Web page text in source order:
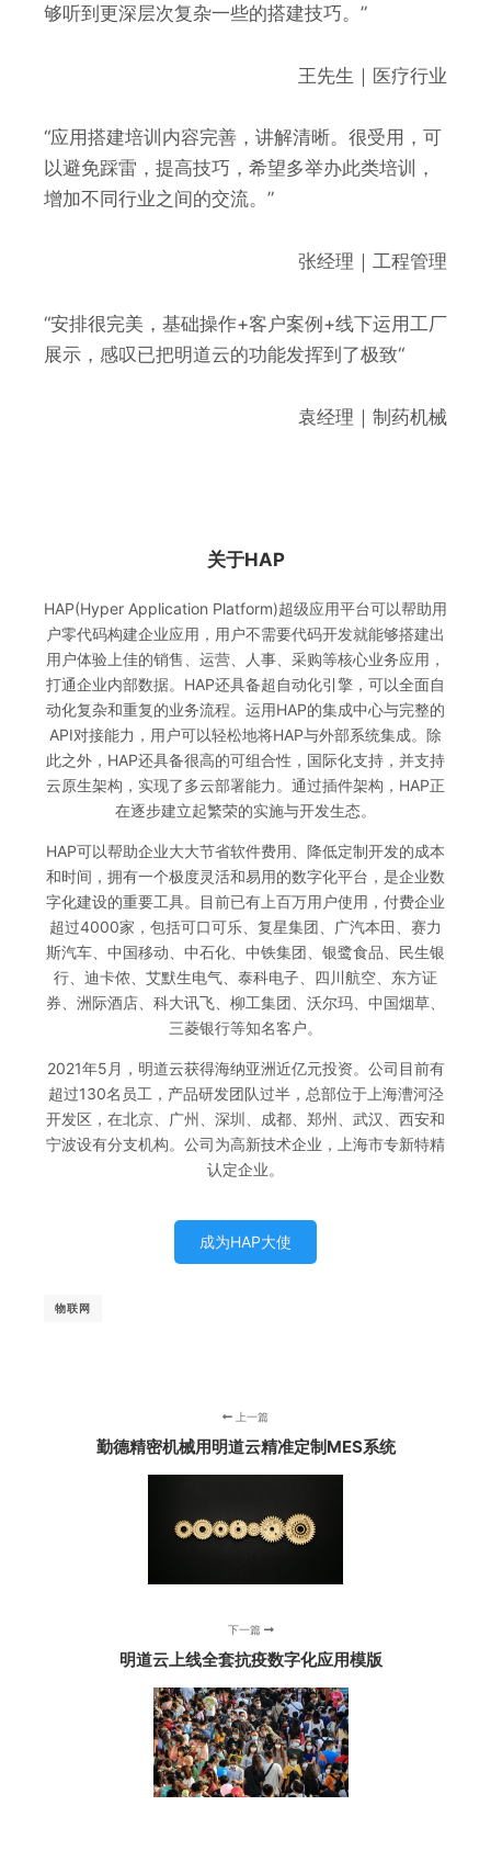
够听到更深层次复杂一些的搭建技巧。”
王先生｜医疗行业
“应用搭建培训内容完善，讲解清晰。很受用，可
以避免踩雷，提高技巧，希望多举办此类培训，
增加不同行业之间的交流。”
张经理｜工程管理
“安排很完美，基础操作+客户案例+线下运用工厂
展示，感叹已把明道云的功能发挥到了极致“
袁经理｜制药机械
关于HAP
HAP(Hyper Application Platform)超级应用平台可以帮助用
户零代码构建企业应用，用户不需要代码开发就能够搭建出
用户体验上佳的销售、运营、人事、采购等核心业务应用，
打通企业内部数据。HAP还具备超自动化引擎，可以全面自
动化复杂和重复的业务流程。运用HAP的集成中心与完整的
API对接能力，用户可以轻松地将HAP与外部系统集成。除
此之外，HAP还具备很高的可组合性，国际化支持，并支持
云原生架构，实现了多云部署能力。通过插件架构，HAP正
在逐步建立起繁荣的实施与开发生态。
HAP可以帮助企业大大节省软件费用、降低定制开发的成本
和时间，拥有一个极度灵活和易用的数字化平台，是企业数
字化建设的重要工具。目前已有上百万用户使用，付费企业
超过4000家，包括可口可乐、复星集团、广汽本田、赛力
斯汽车、中国移动、中石化、中铁集团、银鹭食品、民生银
行、迪卡侬、艾默生电气、泰科电子、四川航空、东方证
券、洲际酒店、科大讯飞、柳工集团、沃尔玛、中国烟草、
三菱银行等知名客户。
2021年5月，明道云获得海纳亚洲近亿元投资。公司目前有
超过130名员工，产品研发团队过半，总部位于上海漕河泾
开发区，在北京、广州、深圳、成都、郑州、武汉、西安和
宁波设有分支机构。公司为高新技术企业，上海市专新特精
认定企业。
成为HAP大使
物联网
上一篇
勤德精密机械用明道云精准定制MES系统
下一篇
明道云上线全套抗疫数字化应用模版